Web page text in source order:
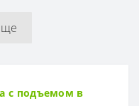
Горячее тиснение
с подъемом в